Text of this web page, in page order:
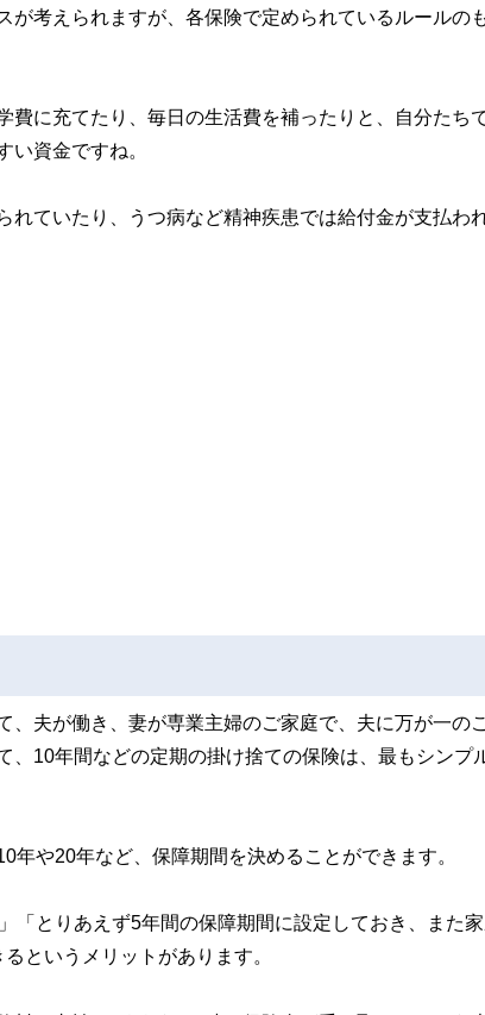
考えられますが、各保険で定められているルールのも
に充てたり、毎日の生活費を補ったりと、自分たち
い資金ですね。
ていたり、うつ病など精神疾患では給付金が支払わ
夫が働き、妻が専業主婦のご家庭で、夫に万が一の
10年間などの定期の掛け捨ての保険は、最もシンプ
や20年など、保障期間を決めることができます。
「とりあえず5年間の保障期間に設定しておき、また
というメリットがあります。